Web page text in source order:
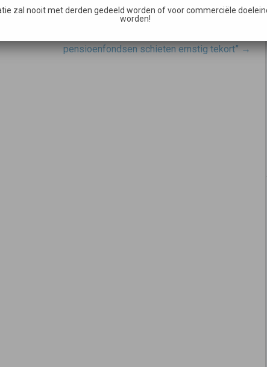
,Mobiliteit
pensioenfondsen schieten ernstig tekort”→
zal nooit met derden gedeeld worden of voor commerciële
worden!